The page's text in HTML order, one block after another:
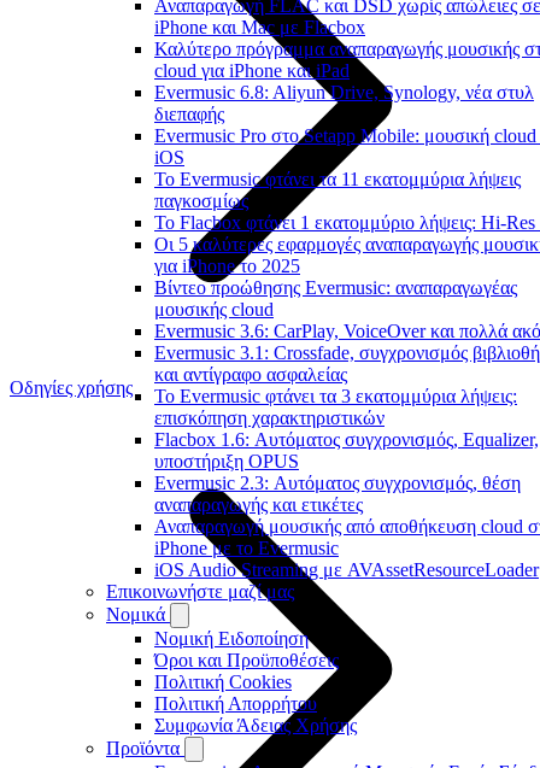
Αναπαραγωγή FLAC και DSD χωρίς απώλειες σε
iPhone και Mac με Flacbox
Καλύτερο πρόγραμμα αναπαραγωγής μουσικής
cloud για iPhone και iPad
Evermusic 6.8: Aliyun Drive, Synology, νέα στυλ
διεπαφής
Evermusic Pro στο Setapp Mobile: μουσική cloud
iOS
Το Evermusic φτάνει τα 11 εκατομμύρια λήψεις
παγκοσμίως
Το Flacbox φτάνει 1 εκατομμύριο λήψεις: Hi-Res
Οι 5 καλύτερες εφαρμογές αναπαραγωγής
για iPhone το 2025
Βίντεο προώθησης Evermusic: αναπαραγωγέας
μουσικής cloud
Evermusic 3.6: CarPlay, VoiceOver και πολλά
Evermusic 3.1: Crossfade, συγχρονισμός
και αντίγραφο ασφαλείας
Το Evermusic φτάνει τα 3 εκατομμύρια λήψεις:
επισκόπηση χαρακτηριστικών
Flacbox 1.6: Αυτόματος συγχρονισμός, Equalizer,
υποστήριξη OPUS
Evermusic 2.3: Αυτόματος συγχρονισμός, θέση
αναπαραγωγής και ετικέτες
Αναπαραγωγή μουσικής από αποθήκευση cloud
iPhone με το Evermusic
iOS Audio Streaming με AVAssetResourceLoader
Επικοινωνήστε μαζί μας
Νομικά
Νομική Ειδοποίηση
Όροι και Προϋποθέσεις
Πολιτική Cookies
Πολιτική Απορρήτου
Συμφωνία Άδειας Χρήσης
Προϊόντα
Οδηγίες χρήσης